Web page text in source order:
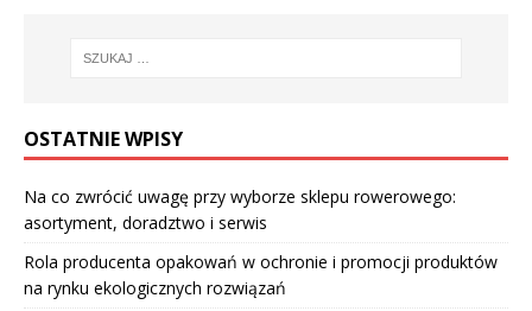
OSTATNIE WPISY
Na co zwrócić uwagę przy wyborze sklepu rowerowego:
asortyment, doradztwo i serwis
Rola producenta opakowań w ochronie i promocji produktów
na rynku ekologicznych rozwiązań